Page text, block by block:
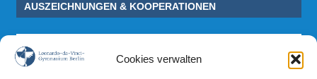
Cookies verwalten
AUSZEICHNUNGEN & KOOPERATIONEN